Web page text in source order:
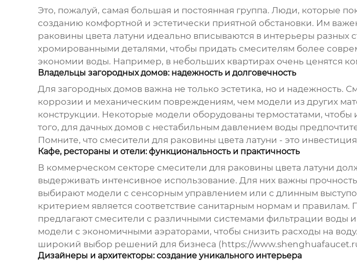
Это, пожалуй, самая большая и постоянная группа. Люди, которые
созданию комфортной и эстетически приятной обстановки. Им
раковины цвета латуни идеально вписываются в интерьеры разных
хромированными деталями, чтобы придать смесителям более
экономии воды. Например, в небольших квартирах очень ценятся
Владельцы загородных домов: надежность и долговечность
Для загородных домов важна не только эстетика, но и надежность.
коррозии и механическим повреждениям, чем модели из других
конструкции. Некоторые модели оборудованы термостатами,
того, для дачных домов с нестабильным давлением воды
Помните, что смесители для раковины цвета латуни - это
Кафе, рестораны и отели: функциональность и практичность
В коммерческом секторе смесители для раковины цвета латуни
выдерживать интенсивное использование. Для них важны
выбирают модели с сенсорным управлением или с длинным
критерием является соответствие санитарным нормам и
предлагают смесители с различными системами фильтрации воды
модели с экономичными аэраторами, чтобы снизить расходы на
широкий выбор решений для бизнеса (https://
Дизайнеры и архитекторы: создание уникального интерьера